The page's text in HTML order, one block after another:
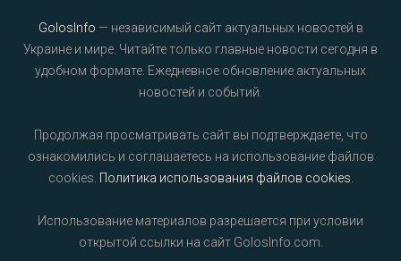
GolosInfo — независимый сайт актуальных новостей в
Украине и мире. Читайте только главные новости сегодня в
удобном формате. Ежедневное обновление актуальных
новостей и событий.
Продолжая просматривать сайт вы подтверждаете, что
ознакомились и соглашаетесь на использование файлов
cookies. Политика использования файлов cookies
Использование материалов разрешается при условии
открытой ссылки на сайт GolosInfo.com.